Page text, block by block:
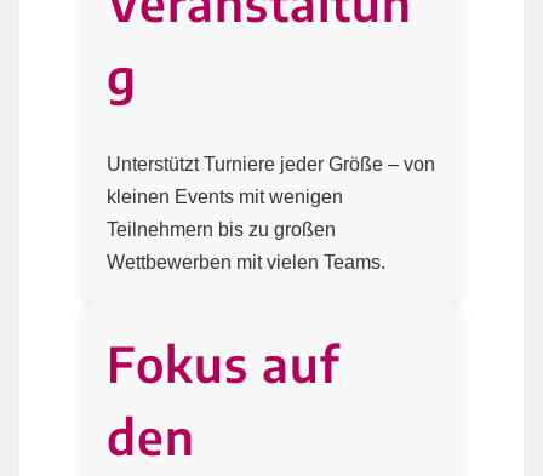
g
Unterstützt Turniere jeder Größe – von
kleinen Events mit wenigen
Teilnehmern bis zu großen
Wettbewerben mit vielen Teams.
Fokus auf
den